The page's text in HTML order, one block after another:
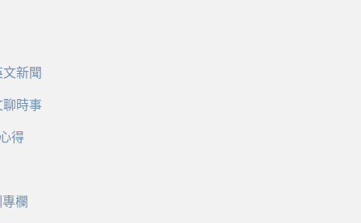
新聞
聊時事
得
欄